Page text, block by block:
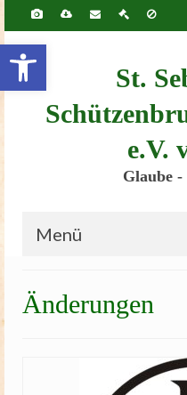
Werkzeugleiste öffnen
springen
St.
e.V.
Glaube
Menü
Bruderschaft
Änderungen